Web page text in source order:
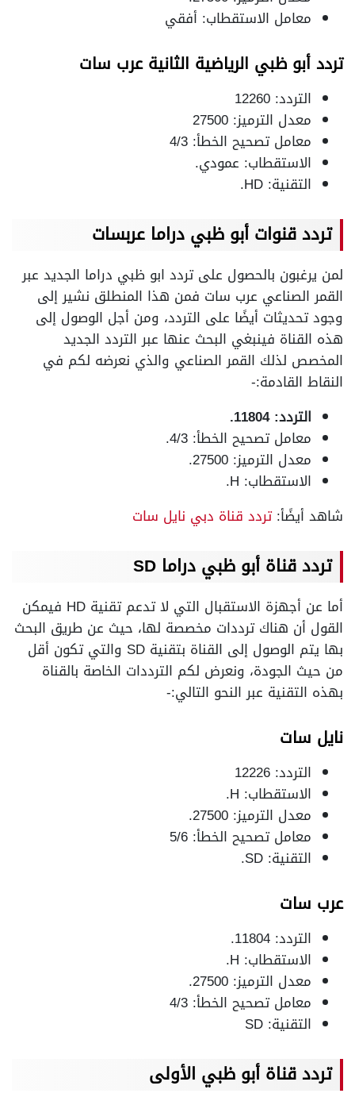
معامل الاستقطاب: أفقي
تردد أبو ظبي الرياضية الثانية عرب سات
التردد: 12260
معدل الترميز: 27500
معامل تصحيح الخطأ: 4/3
الاستقطاب: عمودي.
التقنية: HD.
تردد قنوات أبو ظبي دراما عربسات
لمن يرغبون بالحصول على تردد ابو ظبي دراما الجديد عبر
القمر الصناعي عرب سات فمن هذا المنطلق نشير إلى
وجود تحديثات أيضًا على التردد، ومن أجل الوصول إلى
هذه القناة فينبغي البحث عنها عبر التردد الجديد
المخصص لذلك القمر الصناعي والذي نعرضه لكم في
النقاط القادمة:-
التردد: 11804.
معامل تصحيح الخطأ: 4/3.
معدل الترميز: 27500.
الاستقطاب: H.
شاهد أيضًأ:تردد قناة دبي نايل سات
تردد قناة أبو ظبي دراما SD
أما عن أجهزة الاستقبال التي لا تدعم تقنية HD فيمكن
القول أن هناك ترددات مخصصة لها، حيث عن طريق البحث
بها يتم الوصول إلى القناة بتقنية SD والتي تكون أقل
من حيث الجودة، ونعرض لكم الترددات الخاصة بالقناة
بهذه التقنية عبر النحو التالي:-
نايل سات
التردد: 12226
الاستقطاب: H.
معدل الترميز: 27500.
معامل تصحيح الخطأ: 5/6
التقنية: SD.
عرب سات
التردد: 11804.
الاستقطاب: H.
معدل الترميز: 27500.
معامل تصحيح الخطأ: 4/3
التقنية: SD
تردد قناة أبو ظبي الأولى